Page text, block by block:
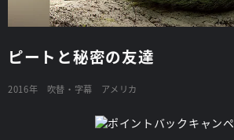
ピートと秘密の友達
2016年 吹替・字幕 アメリカ